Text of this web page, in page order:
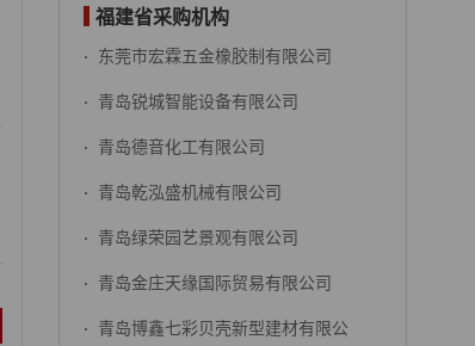
福建省采购机构
· 东莞市宏霖五金橡胶制有限公司
· 青岛锐城智能设备有限公司
· 青岛德音化工有限公司
· 青岛乾泓盛机械有限公司
· 青岛绿荣园艺景观有限公司
· 青岛金庄天缘国际贸易有限公司
· 青岛博鑫七彩贝壳新型建材有限公